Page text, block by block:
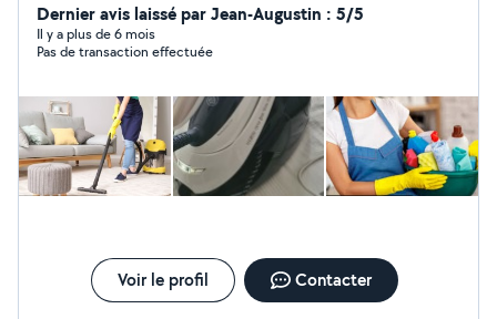
Dernier avis laissé par Jean-Augustin : 5/5
Il y a plus de 6 mois
Pas de transaction effectuée
Voir le profil Contacter